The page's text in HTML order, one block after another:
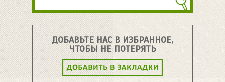
ДОБАВЬТЕ НАС В ИЗБРАННОЕ,
ЧТОБЫ НЕ ПОТЕРЯТЬ